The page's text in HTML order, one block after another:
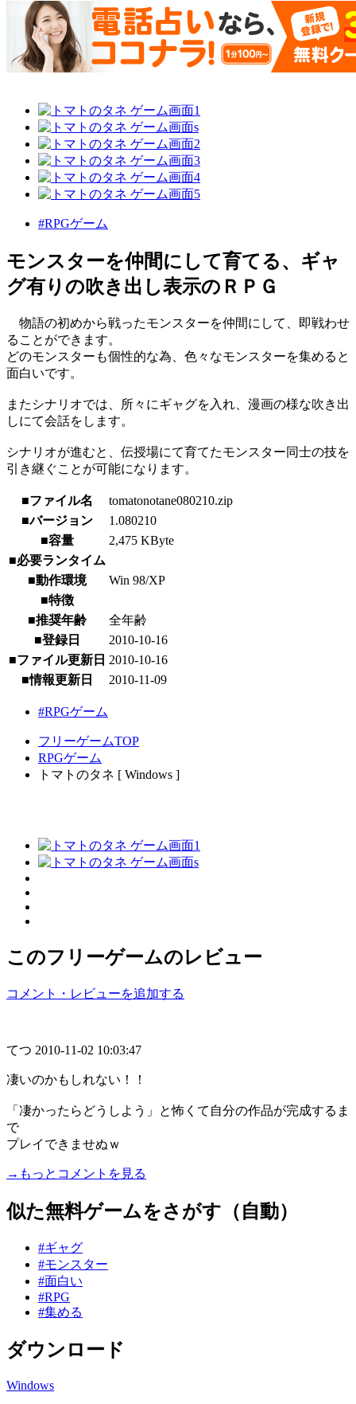
#RPGゲーム
モンスターを仲間にして育てる、ギャ
グ有りの吹き出し表示のＲＰＧ
物語の初めから戦ったモンスターを仲間にして、即戦わせ
ることができます。
どのモンスターも個性的な為、色々なモンスターを集めると
面白いです。
またシナリオでは、所々にギャグを入れ、漫画の様な吹き出
しにて会話をします。
シナリオが進むと、伝授場にて育てたモンスター同士の技を
引き継ぐことが可能になります。
■ファイル名
tomatonotane080210.zip
■バージョン
1.080210
■容量
2,475 KByte
■必要ランタイム
■動作環境
Win 98/XP
■特徴
■推奨年齢
全年齢
■登録日
2010-10-16
■ファイル更新日 2010-10-16
■情報更新日
2010-11-09
#RPGゲーム
フリーゲームTOP
RPGゲーム
トマトのタネ [ Windows ]
このフリーゲームのレビュー
コメント・レビューを追加する
てつ 2010-11-02 10:03:47
凄いのかもしれない！！
「凄かったらどうしよう」と怖くて自分の作品が完成するま
で
プレイできませぬｗ
→もっとコメントを見る
似た無料ゲームをさがす（自動）
#ギャグ
#モンスター
#面白い
#RPG
#集める
ダウンロード
Windows